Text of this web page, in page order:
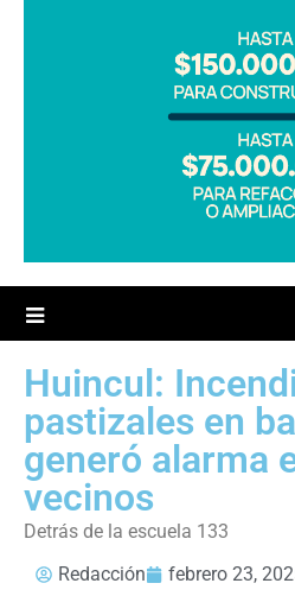
Huincul:
pastizales en
generó alarma
vecinos
Detrás de la escuela 133
Redacción
febrero 23,